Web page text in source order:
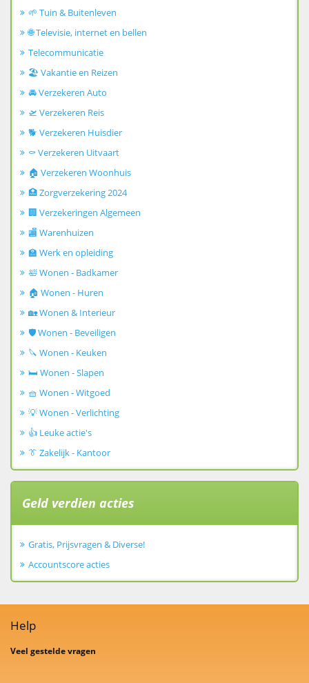
🌱 Tuin & Buitenleven
🌐 Televisie, internet en bellen
Telecommunicatie
🏖️ Vakantie en Reizen
🚘 Verzekeren Auto
🛫 Verzekeren Reis
🐕 Verzekeren Huisdier
⚰️ Verzekeren Uitvaart
🏠 Verzekeren Woonhuis
🏥 Zorgverzekering 2024
🏢 Verzekeringen Algemeen
🏬 Warenhuizen
🏫 Werk en opleiding
🛀 Wonen - Badkamer
🏠 Wonen - Huren
🏡 Wonen & Interieur
🛡️ Wonen - Beveiligen
🔪 Wonen - Keuken
🛏️ Wonen - Slapen
🧺 Wonen - Witgoed
💡 Wonen - Verlichting
👍 Leuke actie's
👔 Zakelijk - Kantoor
Geld verdien acties
Gratis, Prijsvragen & Diverse!
Accountscore acties
Help
Veel gestelde vragen